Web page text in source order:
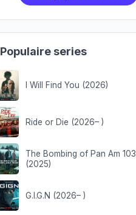
Populaire series
I Will Find You (2026)
Ride or Die (2026– )
The Bombing of Pan Am 103
(2025)
G.I.G.N (2026– )